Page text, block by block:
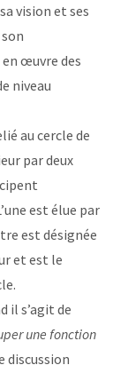
vision et ses
œuvre des
niveau
au cercle de
par deux
est élue par
est désignée
et est le
il s’agit de
une fonction
discussion